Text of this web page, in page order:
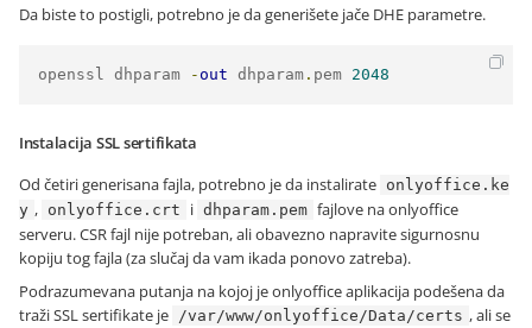
Da biste to postigli, potrebno je da generišete jače DHE parametre.
openssl dhparam - out dhparam . pem 2048
Instalacija SSL sertifikata
Od četiri generisana fajla, potrebno je da instalirate onlyoffice.ke
y , onlyoffice.crt i dhparam.pem fajlove na onlyoffice
serveru. CSR fajl nije potreban, ali obavezno napravite sigurnosnu
kopiju tog fajla (za slučaj da vam ikada ponovo zatreba).
Podrazumevana putanja na kojoj je onlyoffice aplikacija podešena da
traži SSL sertifikate je /var/www/onlyoffice/Data/certs , ali se